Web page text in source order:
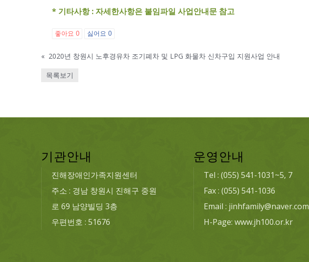
* 기타사항 : 자세한사항은 붙임파일 사업안내문 참고
좋아요 0 싫어요 0
« 2020년 창원시 노후경유차 조기폐차 및 LPG 화물차 신차구입 지원사업 안내
목록보기
기관안내
진해장애인가족지원센터
주소 : 경남 창원시 진해구 중원
로 69 남양빌딩 3층
우편번호 : 51676
운영안내
Tel : (055) 541-1031~5, 7
Fax : (055) 541-1036
Email : jinhfamily@naver.com
H-Page: www.jh100.or.kr